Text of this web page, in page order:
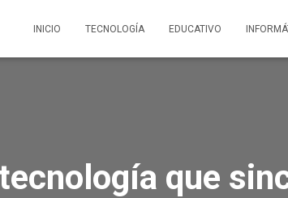
INICIO TECNOLOGÍA EDUCATIVO
que